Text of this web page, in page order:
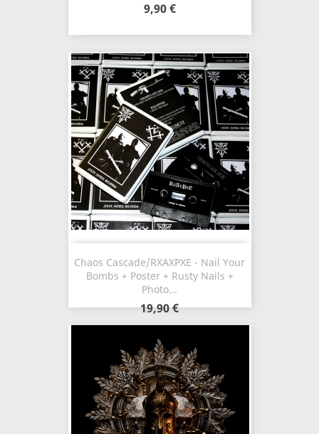
9,90 €
Chaos Cascade/RXAXPXE - Nail Your
Bombs + Poster + Rusty Nails +
Photo...
19,90 €